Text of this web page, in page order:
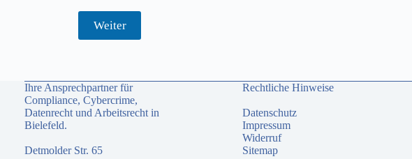
Weiter
Ihre Ansprechpartner für
Compliance, Cybercrime,
Datenrecht und Arbeitsrecht in
Bielefeld.
Detmolder Str. 65
Rechtliche Hinweise
Datenschutz
Impressum
Widerruf
Sitemap